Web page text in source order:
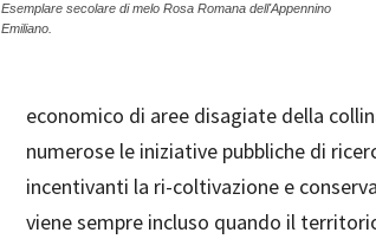
Esemplare secolare di melo Rosa Romana dell'Appennino
Emiliano.
economico di aree disagiate della
numerose le iniziative pubbliche di
incentivanti la ri-coltivazione e
viene sempre incluso quando il